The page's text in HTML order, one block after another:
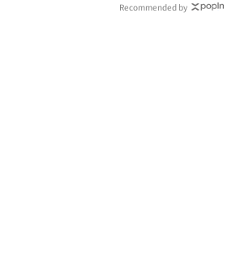
Recommended by